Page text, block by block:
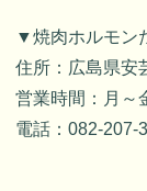
▼焼肉ホルモン
住所：広島県安
営業時間：月～
電話：082-207-